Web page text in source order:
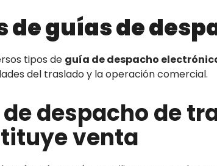
de guías de
tipos de guía de despacho
del traslado y la operación comercial.
despacho de
venta